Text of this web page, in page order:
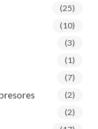
(25)
(10)
(3)
(1)
(7)
(2)
(2)